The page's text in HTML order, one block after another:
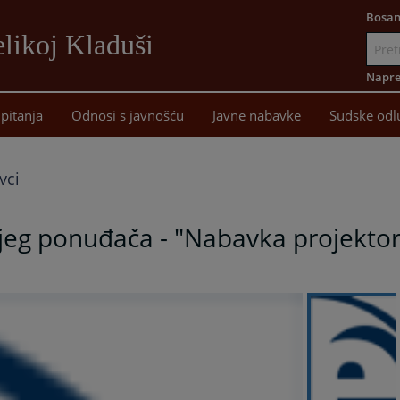
Kladuši
sadržaj
Odnosi s javnošću Javne nabavke Sudske
ponuđača - "Nabavka